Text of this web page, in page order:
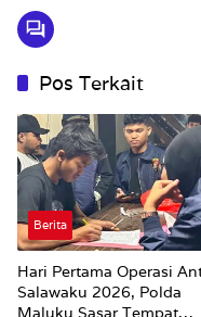
Pos Terkait
Berita
Hari Pertama Operasi
Salawaku 2026, Polda
Maluku Sasar Tempat